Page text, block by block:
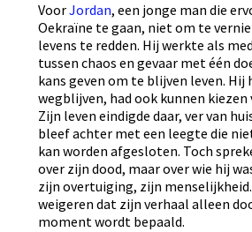
VoorJordan, een jonge man die
Oekraïne te gaan, niet om te
levens te redden. Hij werkte als
tussen chaos en gevaar met één
kans geven om te blijven leven. Hij
wegblijven, had ook kunnen
Zijn leven eindigde daar, ver van
bleef achter met een leegte die
kan worden afgesloten. Toch
over zijn dood, maar over wie hij
zijn overtuiging, zijn
weigeren dat zijn verhaal alleen
moment wordt bepaald.